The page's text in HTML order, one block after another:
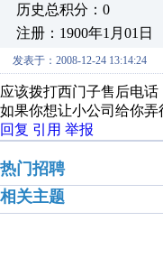
历史总积分：0
注册：1900年1月01日
发表于：2008-12-24 13:14:24
应该拨打西门子售后电
如果你想让小公司给你
回复 引用 举报
热门招聘
相关主题